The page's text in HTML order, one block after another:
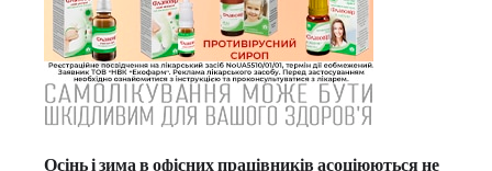
Осінь і зима в офісних працівників асоціюються не